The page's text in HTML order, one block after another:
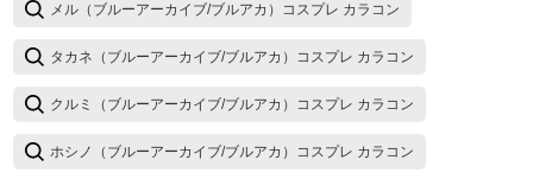
メル（ブルーアーカイブ/ブルアカ）コスプレ カラコン
タカネ（ブルーアーカイブ/ブルアカ）コスプレ カラコン
クルミ（ブルーアーカイブ/ブルアカ）コスプレ カラコン
ホシノ（ブルーアーカイブ/ブルアカ）コスプレ カラコン